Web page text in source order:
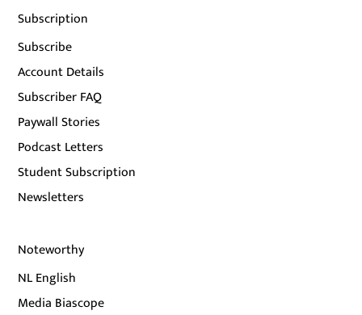
Subscription
Subscribe
Account Details
Subscriber FAQ
Paywall Stories
Podcast Letters
Student Subscription
Newsletters
Noteworthy
NL English
Media Biascope